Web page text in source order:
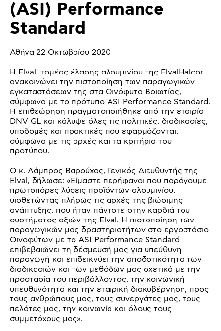
(ASI) Performance
Standard
Αθήνα 22 Οκτωβρίου 2020
Η Elval, τομέας έλασης αλουμινίου της ElvalHalcor
ανακοινώνει την πιστοποίηση των παραγωγικών
εγκαταστάσεων της στα Οινόφυτα Βοιωτίας,
σύμφωνα με το πρότυπο ASI Performance Standard.
H επιθεώρηση πραγματοποιήθηκε από την εταιρία
DNV GL και κάλυψε όλες τις πολιτικές, διαδικασίες,
υποδομές και πρακτικές που εφαρμόζονται,
σύμφωνα με τις αρχές και τα κριτήρια του
προτύπου.
Ο κ. Λάμπρος Βαρούχας, Γενικός Διευθυντής της
Elval, δήλωσε: «Είμαστε περήφανοι που παράγουμε
πρωτοπόρες λύσεις προϊόντων αλουμινίου,
υιοθετώντας πλήρως τις αρχές της βιώσιμης
ανάπτυξης, που ήταν πάντοτε στην καρδιά του
συστήματος αξιών της Elval. Η πιστοποίηση των
παραγωγικών μας δραστηριοτήτων στο εργοστάσιο
Οινοφύτων με το ASI Performance Standard
επιβεβαιώνει τη δέσμευσή μας για υπεύθυνη
παραγωγή και επιδεικνύει την αποδοτικότητα των
διαδικασιών και των μεθόδων μας σχετικά με την
προστασία του περιβάλλοντος, την κοινωνική
υπευθυνότητα και την εταιρική διακυβέρνηση, προς
τους ανθρώπους μας, τους συνεργάτες μας, τους
πελάτες μας, την κοινωνία και όλους τους
συμμετόχους μας».